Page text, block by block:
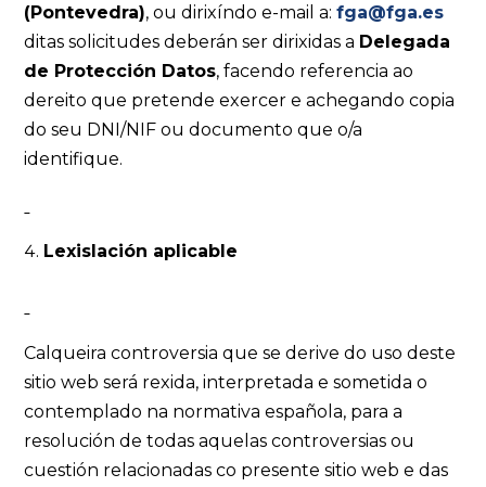
(Pontevedra), ou dirixíndo e-mail a:fga@fga.es
ditas solicitudes deberán ser dirixidas a Delegada
de Protección Datos, facendo referencia ao
dereito que pretende exercer e achegando copia
do seu DNI/NIF ou documento que o/a
identifique.
Lexislación aplicable
Calqueira controversia que se derive do uso deste
sitio web será rexida, interpretada e sometida o
contemplado na normativa española, para a
resolución de todas aquelas controversias ou
cuestión relacionadas co presente sitio web e das